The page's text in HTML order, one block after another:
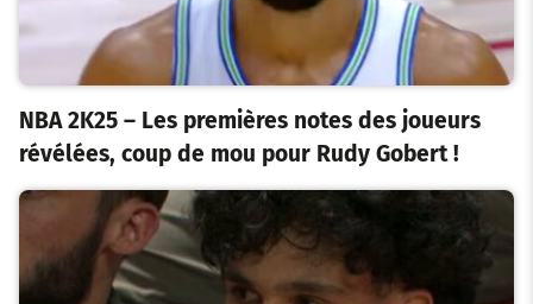
NBA 2K25 – Les premières notes des joueurs
révélées, coup de mou pour Rudy Gobert !